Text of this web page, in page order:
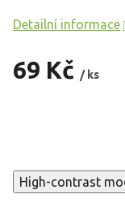
69 Kč / ks
Detailní informace
High-contrast